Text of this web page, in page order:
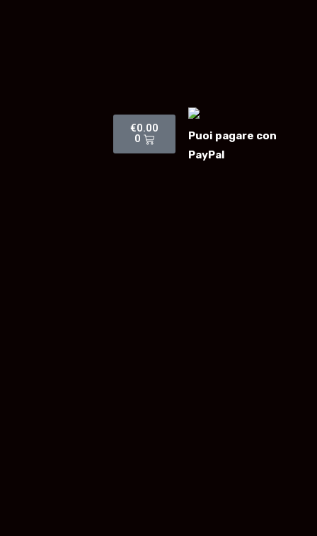
€0.00
0
Puoi pagare con
PayPal